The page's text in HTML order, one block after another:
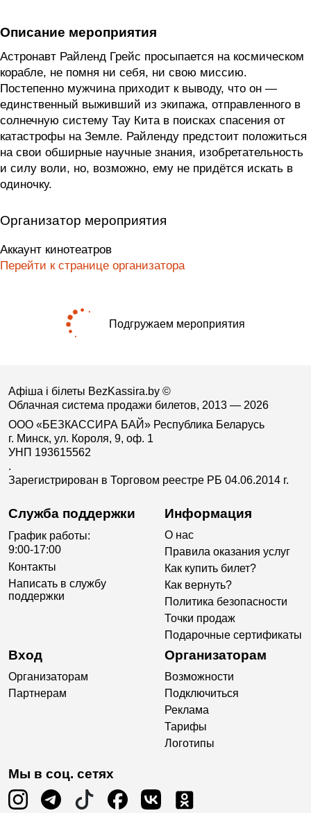
Описание мероприятия
Астронавт Райленд Грейс просыпается на космическом
корабле, не помня ни себя, ни свою миссию.
Постепенно мужчина приходит к выводу, что он —
единственный выживший из экипажа, отправленного в
солнечную систему Тау Кита в поисках спасения от
катастрофы на Земле. Райленду предстоит положиться
на свои обширные научные знания, изобретательность
и силу воли, но, возможно, ему не придётся искать в
одиночку.
Организатор мероприятия
Аккаунт кинотеатров
Перейти к странице организатора
Подгружаем мероприятия
Афіша і білеты BezKassira.by ©
Облачная система продажи билетов, 2013 — 2026
ООО «БЕЗКАССИРА БАЙ» Республика Беларусь
г. Минск, ул. Короля, 9, оф. 1
УНП 193615562
.
Зарегистрирован в Торговом реестре РБ 04.06.2014 г.
Служба поддержки
График работы:
9:00-17:00
Контакты
Написать в службу
поддержки
Информация
О нас
Правила оказания услуг
Как купить билет?
Как вернуть?
Политика безопасности
Точки продаж
Подарочные сертификаты
Вход
Организаторам
Партнерам
Организаторам
Возможности
Подключиться
Реклама
Тарифы
Логотипы
Мы в соц. сетях